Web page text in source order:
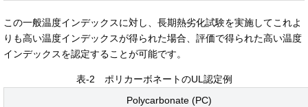
この一般温度インデックスに対し、長期熱劣化試験を実施してこれよ
りも高い温度インデックスが得られた場合、評価で得られた高い温度
インデックスを認定することが可能です。
表-2 ポリカーボネートのUL認定例
Polycarbonate (PC)